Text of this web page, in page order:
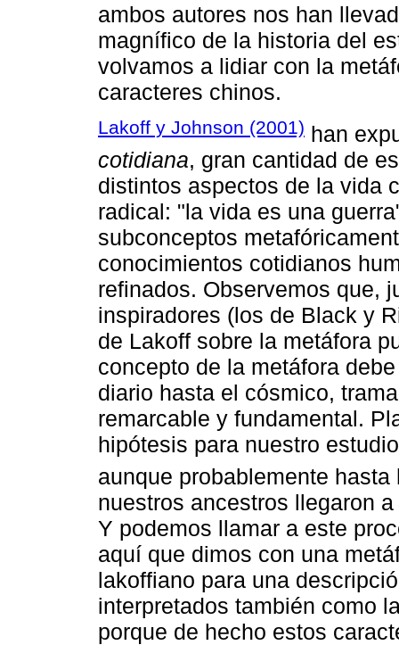
ambos autores nos han
magnífico de la historia del
volvamos a lidiar con la
caracteres chinos.
Lakoff y Johnson (2001) han
cotidiana, gran cantidad de
distintos aspectos de la vida
radical: "la vida es una
subconceptos
conocimientos cotidianos
refinados. Observemos que,
inspiradores (los de Black y
de Lakoff sobre la metáfora
concepto de la metáfora
diario hasta el cósmico,
remarcable y fundamental.
hipótesis para nuestro
aunque probablemente
nuestros ancestros llegaron
Y podemos llamar a este
aquí que dimos con una
lakoffiano para una
interpretados también como
porque de hecho estos